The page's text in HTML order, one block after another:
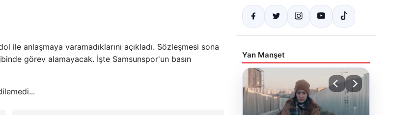
ile anlaşmaya varamadıklarını açıkladı. Sözleşmesi sona
görev alamayacak. İşte Samsunspor'un basın
Yan Manşet